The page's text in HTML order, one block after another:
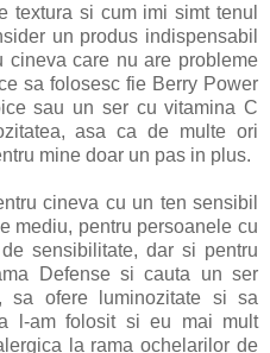
textura si cum imi simt tenul
un produs indispensabil
cineva care nu are probleme
sa folosesc fie Berry Power
sau un ser cu vitamina C
asa ca de multe ori
mine doar un pas in plus.
cineva cu un ten sensibil
mediu, pentru persoanele cu
sensibilitate, dar si pentru
Defense si cauta un ser
sa ofere luminozitate si sa
l-am folosit si eu mai mult
la rama ochelarilor de